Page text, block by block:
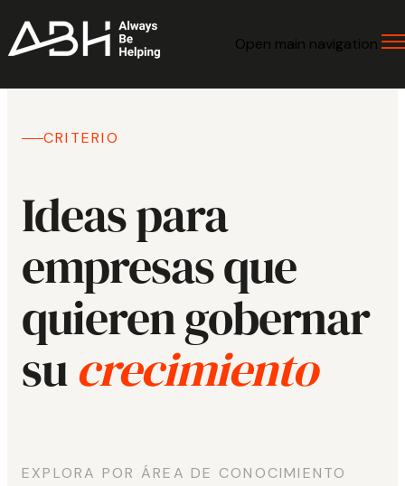
Open main navigation
CRITERIO
Ideas para
empresas que
quieren gobernar
sucrecimiento
EXPLORA POR ÁREA DE CONOCIMIENTO